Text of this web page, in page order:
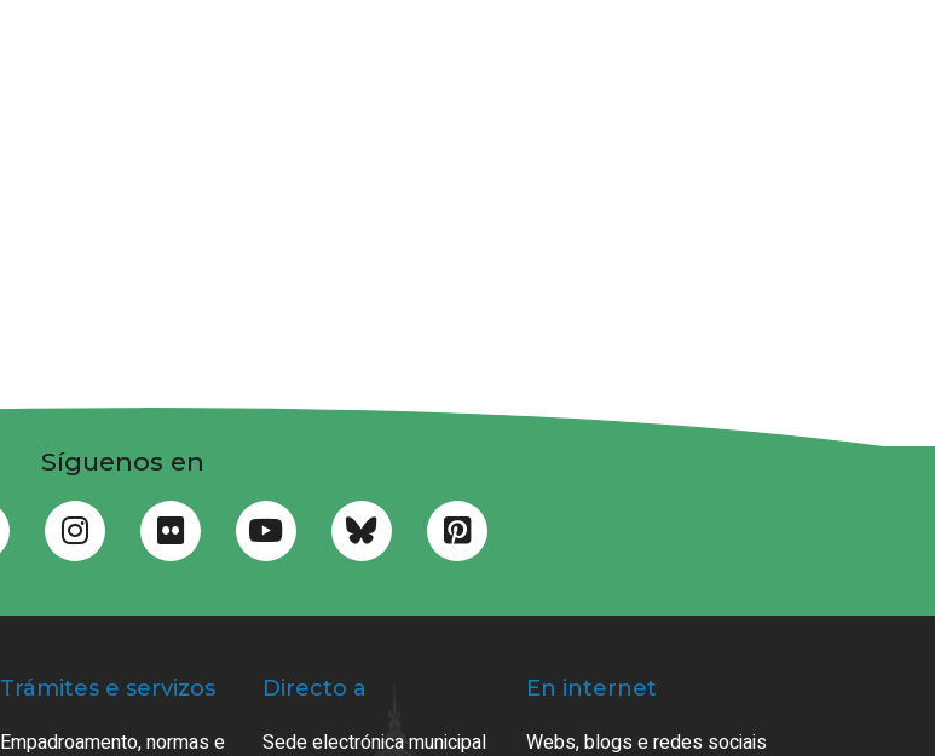
Síguenos en
Trámites e servizos
Empadroamento, normas e
Directo a
Sede electrónica municipal
En internet
Webs, blogs e redes sociais